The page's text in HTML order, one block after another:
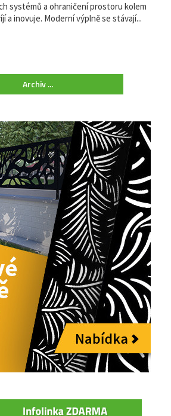
systémů a ohraničení prostoru kolem
a inovuje. Moderní výplně se stávají...
Archiv ...